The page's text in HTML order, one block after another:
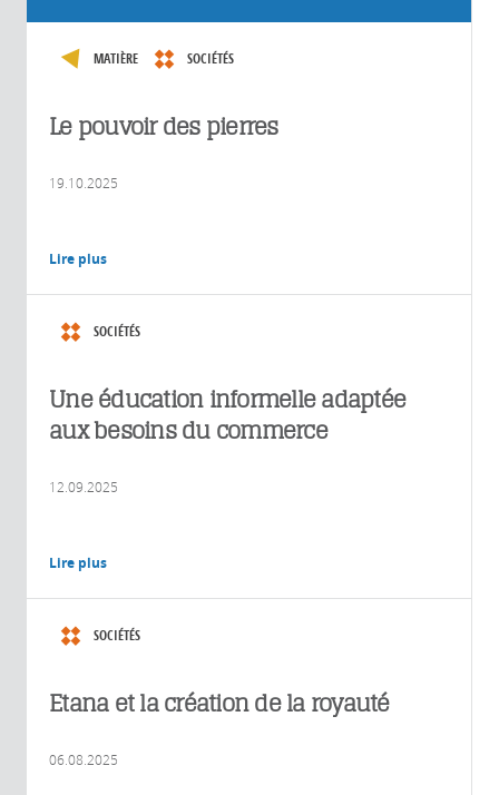
MATIÈRE SOCIÉTÉS
Le pouvoir des pierres
19.10.2025
Lire plus
SOCIÉTÉS
Une éducation informelle adaptée
aux besoins du commerce
12.09.2025
Lire plus
SOCIÉTÉS
Etana et la création de la royauté
06.08.2025